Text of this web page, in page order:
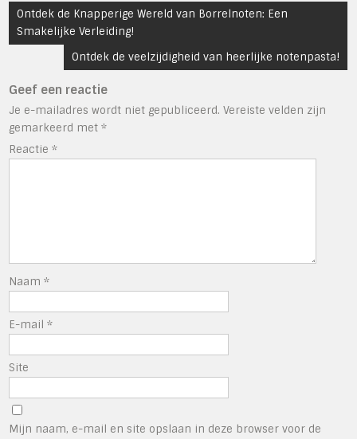
Bericht
navigatie
Ontdek de Knapperige Wereld van Borrelnoten: Een
Smakelijke Verleiding!
Ontdek de veelzijdigheid van heerlijke notenpasta!
Geef een reactie
Je e-mailadres wordt niet gepubliceerd. Vereiste velden zijn
gemarkeerd met*
Reactie*
Naam*
E-mail*
Site
Mijn naam, e-mail en site opslaan in deze browser voor de